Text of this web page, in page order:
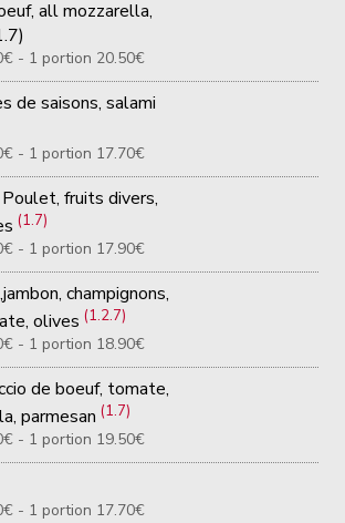
all mozzarella,
- 1 portion 20.50€
de saisons, salami
- 1 portion 17.70€
fruits divers,
(1.7)
- 1 portion 17.90€
champignons,
olives(1.2.7)
- 1 portion 18.90€
de boeuf, tomate,
parmesan(1.7)
- 1 portion 19.50€
- 1 portion 17.70€